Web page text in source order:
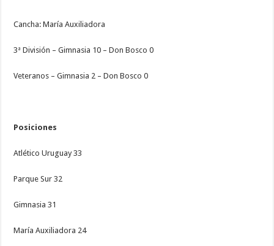
Cancha: María Auxiliadora
3ª División – Gimnasia 10 – Don Bosco 0
Veteranos – Gimnasia 2 – Don Bosco 0
Posiciones
Atlético Uruguay 33
Parque Sur 32
Gimnasia 31
María Auxiliadora 24